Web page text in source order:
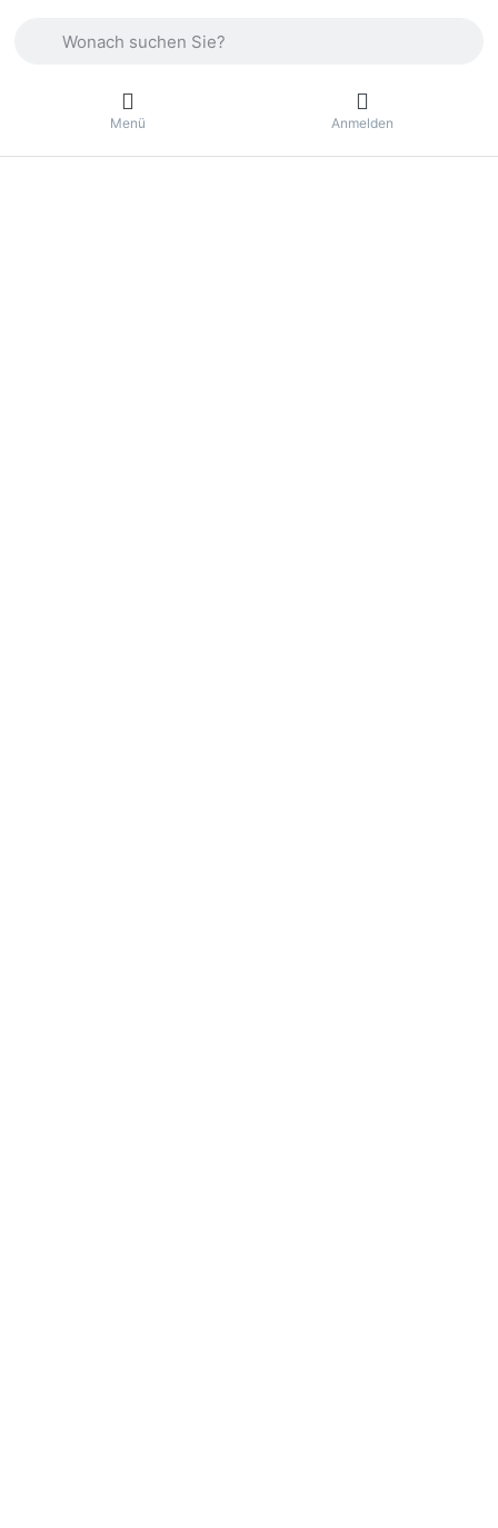
Menü Anmelden